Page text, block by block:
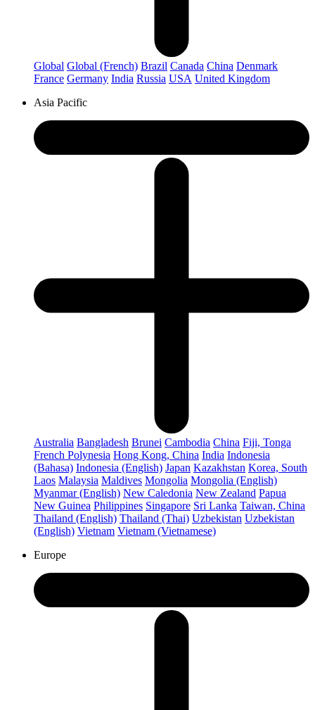
Global Global (French) Brazil Canada China Denmark
France Germany India Russia USA United Kingdom
Asia Pacific
Australia Bangladesh Brunei Cambodia China Fiji, Tonga
French Polynesia Hong Kong, China India Indonesia
(Bahasa) Indonesia (English) Japan Kazakhstan Korea, South
Laos Malaysia Maldives Mongolia Mongolia (English)
Myanmar (English) New Caledonia New Zealand Papua
New Guinea Philippines Singapore Sri Lanka Taiwan, China
Thailand (English) Thailand (Thai) Uzbekistan Uzbekistan
(English) Vietnam Vietnam (Vietnamese)
Europe